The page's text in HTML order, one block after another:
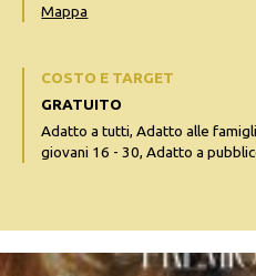
Mappa
COSTO E TARGET
GRATUITO
Adatto a tutti, Adatto alle
giovani 16 - 30, Adatto a